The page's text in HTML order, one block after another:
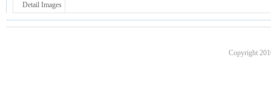
Detail Images
Copyright